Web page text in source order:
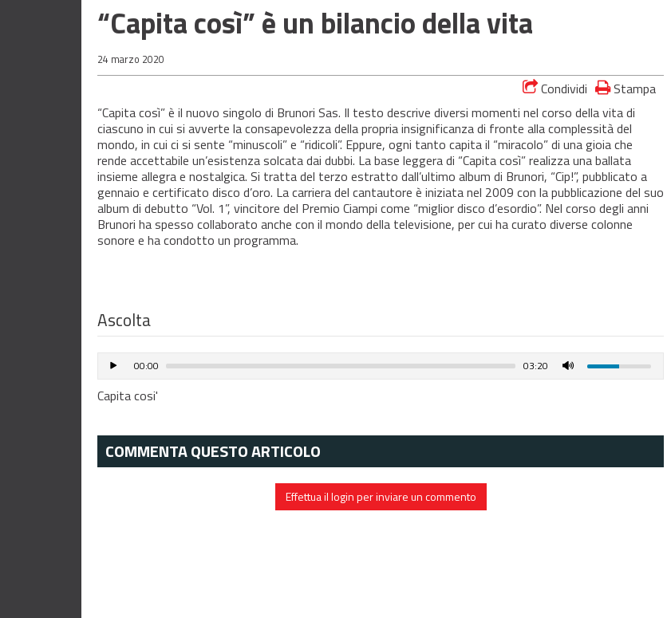
“Capita così” è un bilancio della vita
24 marzo 2020
Condividi
Stampa
“Capita così” è il nuovo singolo di Brunori Sas. Il testo descrive diversi momenti nel corso della vita di
ciascuno in cui si avverte la consapevolezza della propria insignificanza di fronte alla complessità del
mondo, in cui ci si sente “minuscoli” e “ridicoli”. Eppure, ogni tanto capita il “miracolo” di una gioia che
rende accettabile un’esistenza solcata dai dubbi. La base leggera di “Capita così” realizza una ballata
insieme allegra e nostalgica. Si tratta del terzo estratto dall’ultimo album di Brunori, “Cip!”, pubblicato a
gennaio e certificato disco d’oro. La carriera del cantautore è iniziata nel 2009 con la pubblicazione del suo
album di debutto “Vol. 1”, vincitore del Premio Ciampi come “miglior disco d’esordio”. Nel corso degli anni
Brunori ha spesso collaborato anche con il mondo della televisione, per cui ha curato diverse colonne
sonore e ha condotto un programma.
Ascolta
00:00 03:20
Capita cosi'
COMMENTA QUESTO ARTICOLO
Effettua il login per inviare un commento